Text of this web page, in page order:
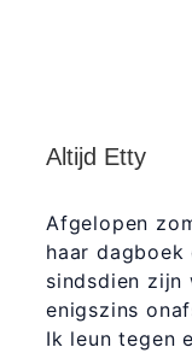
Altijd Etty
Afgelopen
haar dagboek
sindsdien zijn
enigszins
Ik leun tegen